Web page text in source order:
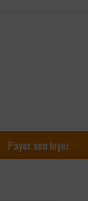
Payer son loyer